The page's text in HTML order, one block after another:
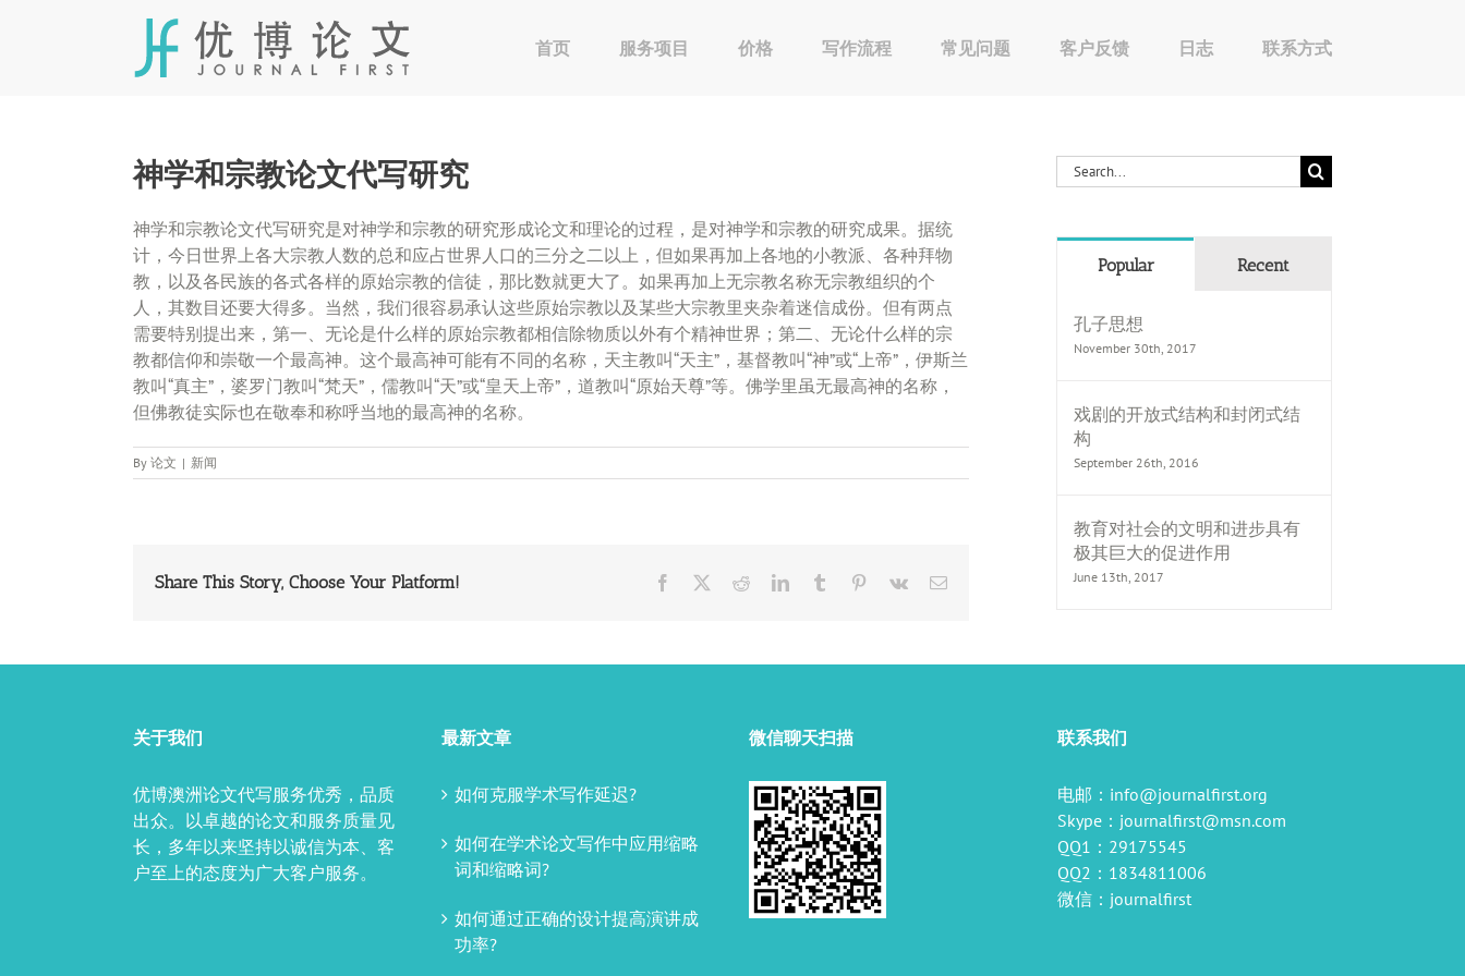
首页 服务项目 价格 写作流程 常见问题 客户反馈 日志 联系方式
神学和宗教论文代写研究
神学和宗教论文代写研究是对神学和宗教的研究形成论文和理论的过程，是对神学和宗教的研究成果。据统
计，今日世界上各大宗教人数的总和应占世界人口的三分之二以上，但如果再加上各地的小教派、各种拜物
教，以及各民族的各式各样的原始宗教的信徒，那比数就更大了。如果再加上无宗教名称无宗教组织的个
人，其数目还要大得多。当然，我们很容易承认这些原始宗教以及某些大宗教里夹杂着迷信成份。但有两点
需要特别提出来，第一、无论是什么样的原始宗教都相信除物质以外有个精神世界；第二、无论什么样的宗
教都信仰和崇敬一个最高神。这个最高神可能有不同的名称，天主教叫“天主”，基督教叫“神”或“上帝”，伊斯兰
教叫“真主”，婆罗门教叫“梵天”，儒教叫“天”或“皇天上帝”，道教叫“原始天尊”等。佛学里虽无最高神的名称，
但佛教徒实际也在敬奉和称呼当地的最高神的名称。
By 论文 | 新闻
Share This Story, Choose Your Platform! Facebook RedditLinkedInTumblr Pinterest
Vk Email
Search
for:
Popular Recent
孔子思想
November 30th, 2017
戏剧的开放式结构和封闭式结
构
September 26th, 2016
教育对社会的文明和进步具有
极其巨大的促进作用
June 13th, 2017
关于我们
优博澳洲论文代写服务优秀，品质
出众。以卓越的论文和服务质量见
长，多年以来坚持以诚信为本、客
户至上的态度为广大客户服务。
最新文章
如何克服学术写作延迟?
如何在学术论文写作中应用缩略
词和缩略词?
如何通过正确的设计提高演讲成
功率?
微信聊天扫描 联系我们
电邮： info@journalfirst.org
Skype： journalfirst@msn.com
QQ1：29175545
QQ2：1834811006
微信：journalfirst